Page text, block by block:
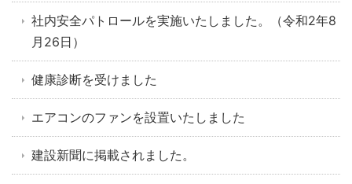
社内安全パトロールを実施いたしました。（令和2年8
月26日）
健康診断を受けました
エアコンのファンを設置いたしました
建設新聞に掲載されました。